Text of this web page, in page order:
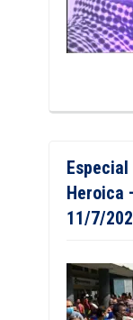
Heroica
11/7/